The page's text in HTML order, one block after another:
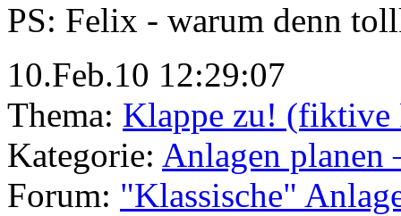
PS: Felix - warum denn
10.Feb.10 12:29:07
Thema: Klappe zu! (fiktive
Kategorie: Anlagen planen
Forum: "Klassische"